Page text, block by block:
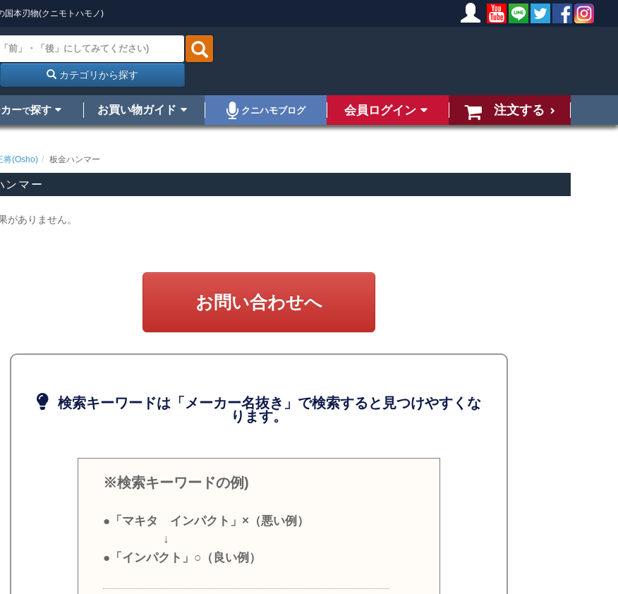
国本刃物(クニモトハモノ)
カテゴリから探す
ーで探す お買い物ガイド クニハモブログ 会員ログイン 注文する
将(Osho) 板金ハンマー
ンマー
がありません。
お問い合わせへ
検索キーワードは「メーカー名抜き」で検索すると見つけやすくな
ります。
※検索キーワードの例)
●「マキタ インパクト」×（悪い例）
↓
●「インパクト」○（良い例）